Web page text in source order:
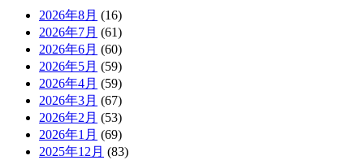
2026年8月 (16)
2026年7月 (61)
2026年6月 (60)
2026年5月 (59)
2026年4月 (59)
2026年3月 (67)
2026年2月 (53)
2026年1月 (69)
2025年12月 (83)